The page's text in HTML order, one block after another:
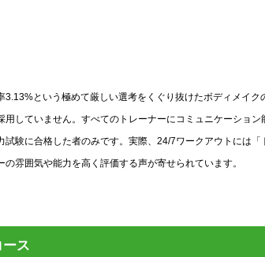
という極めて厳しい選考をくぐり抜けたボディメイ
していません。すべてのトレーナーにコミュニケーショ
験に合格した者のみです。実際、24/7ワークアウトには
雰囲気や能力を高く評価する声が寄せられています。
ス